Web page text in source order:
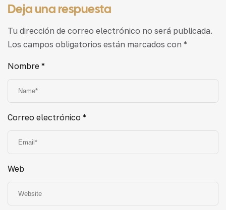
Deja una respuesta
Tu dirección de correo electrónico no será publicada.
Los campos obligatorios están marcados con *
Nombre *
Correo electrónico *
Web